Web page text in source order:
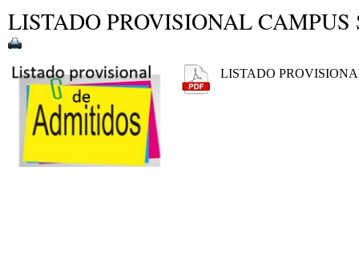
LISTADO PROVISIONAL
LISTADO